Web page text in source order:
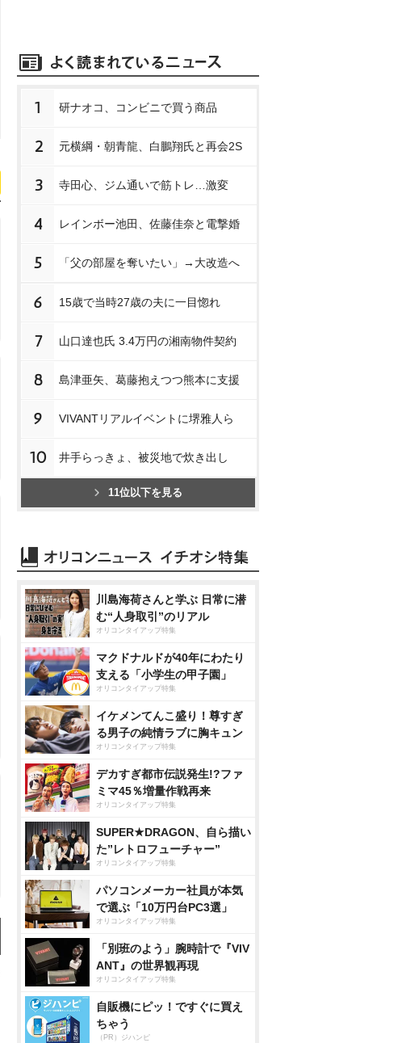
1 研ナオコ、コンビニで買う商品
2 元横綱・朝青龍、白鵬翔氏と再会2S
3 寺田心、ジム通いで筋トレ…激変
4 レインボー池田、佐藤佳奈と電撃婚
5 「父の部屋を奪いたい」→大改造へ
6 15歳で当時27歳の夫に一目惚れ
7 山口達也氏 3.4万円の湘南物件契約
8 島津亜矢、葛藤抱えつつ熊本に支援
9 VIVANTリアルイベントに堺雅人ら
10 井手らっきょ、被災地で炊き出し
11位以下を見る
川島海荷さんと学ぶ 日常に潜
む“人身取引”のリアル
オリコンタイアップ特集
マクドナルドが40年にわたり
支える「小学生の甲子園」
オリコンタイアップ特集
イケメンてんこ盛り！尊すぎ
る男子の純情ラブに胸キュン
オリコンタイアップ特集
デカすぎ都市伝説発生!?ファ
ミマ45％増量作戦再来
オリコンタイアップ特集
SUPER★DRAGON、自ら描い
た”レトロフューチャー”
オリコンタイアップ特集
パソコンメーカー社員が本気
で選ぶ「10万円台PC3選」
オリコンタイアップ特集
「別班のよう」腕時計で『VIV
ANT』の世界観再現
オリコンタイアップ特集
自販機にピッ！ですぐに買え
ちゃう
（PR）ジハンピ